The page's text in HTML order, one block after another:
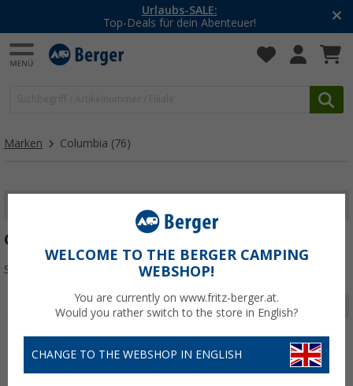
-20% auf
Mit dem
Marken Columbia (76)
COLUMBIA
Sortieren:
Seite 1 von 3
% %
WELCOME TO THE BERGER CAMPING
WEBSHOP!
You are currently on www.fritz-berger.at.
Would you rather switch to the store in English?
CHANGE TO THE WEBSHOP IN ENGLISH